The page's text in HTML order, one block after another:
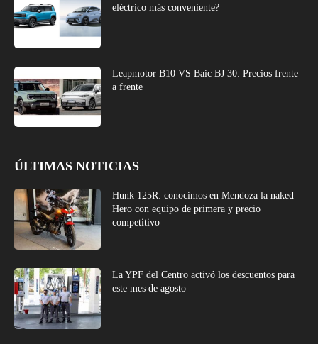
eléctrico más conveniente?
Leapmotor B10 VS Baic BJ 30: Precios frente
a frente
ÚLTIMAS NOTICIAS
Hunk 125R: conocimos en Mendoza la naked
Hero con equipo de primera y precio
competitivo
La YPF del Centro activó los descuentos para
este mes de agosto